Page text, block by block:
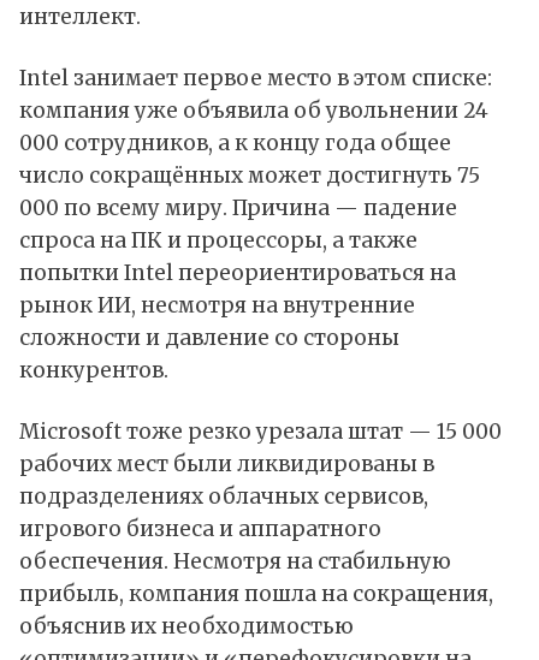
интеллект.
Intel занимает первое место в этом списке:
компания уже объявила об увольнении 24
000 сотрудников, а к концу года общее
число сокращённых может достигнуть 75
000 по всему миру. Причина — падение
спроса на ПК и процессоры, а также
попытки Intel переориентироваться на
рынок ИИ, несмотря на внутренние
сложности и давление со стороны
конкурентов.
Microsoft тоже резко урезала штат — 15 000
рабочих мест были ликвидированы в
подразделениях облачных сервисов,
игрового бизнеса и аппаратного
обеспечения. Несмотря на стабильную
прибыль, компания пошла на сокращения,
объяснив их необходимостью